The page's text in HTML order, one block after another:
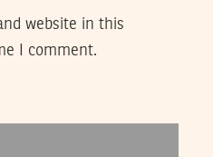
website in this
I comment.